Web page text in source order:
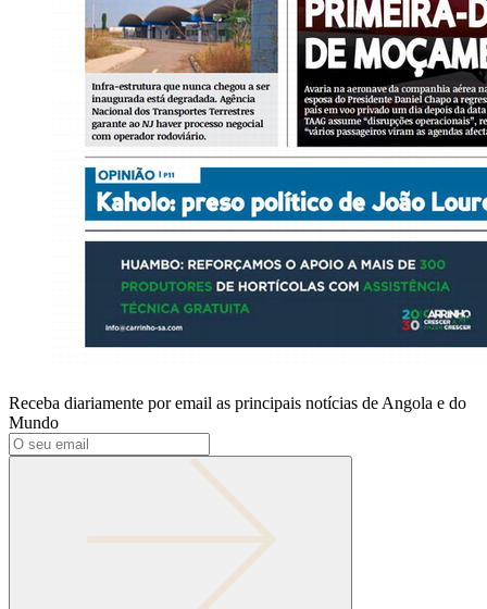
Receba diariamente por email as principais notícias de Angola e do
Mundo